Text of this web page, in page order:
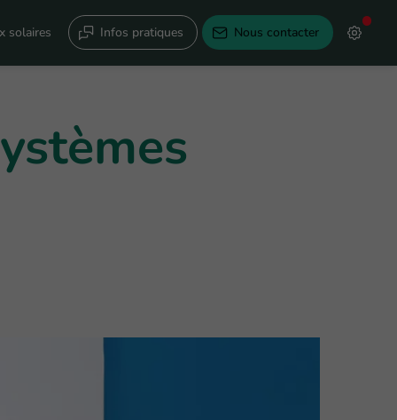
solaires Infos pratiques Nous contacter